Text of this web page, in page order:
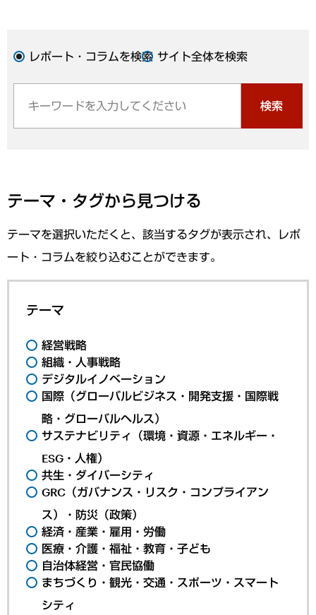
レポート・コラムを検索 サイト全体を検索
検索
テーマ・タグから見つける
テーマを選択いただくと、該当するタグが表示され、レポ
ート・コラムを絞り込むことができます。
テーマ
経営戦略
組織・人事戦略
デジタルイノベーション
国際（グローバルビジネス・開発支援・国際戦
略・グローバルヘルス）
サステナビリティ（環境・資源・エネルギー・
ESG・人権）
共生・ダイバーシティ
GRC（ガバナンス・リスク・コンプライアン
ス）・防災（政策）
経済・産業・雇用・労働
医療・介護・福祉・教育・子ども
自治体経営・官民協働
まちづくり・観光・交通・スポーツ・スマート
シティ